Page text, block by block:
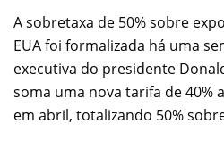
A sobretaxa de 50% sobre
EUA foi formalizada há uma
executiva do presidente
soma uma nova tarifa de 40%
em abril, totalizando 50%